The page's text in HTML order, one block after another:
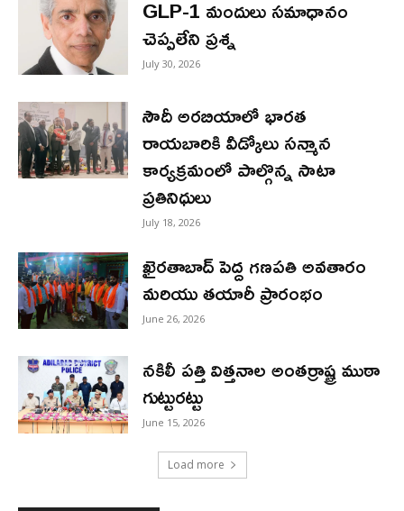
GLP-1 మందులు సమాధానం
చెప్పలేని ప్రశ్న
July 30, 2026
సౌదీ అరబియాలో భారత
రాయబారికి వీడ్కోలు సన్మాన
కార్యక్రమంలో పాల్గొన్న సాటా
ప్రతినిధులు
July 18, 2026
ఖైరతాబాద్ పెద్ద గణపతి అవతారం
మరియు తయారీ ప్రారంభం
June 26, 2026
నకిలీ పత్తి విత్తనాల అంతర్రాష్ట్ర ముఠా
గుట్టురట్టు
June 15, 2026
Load more